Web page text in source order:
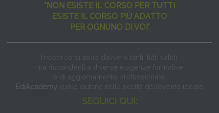
"NON ESISTE IL CORSO PER TUTTI
ESISTE IL CORSO PIÙ ADATTO
PER OGNUNO DI VOI"
I nostri corsi sono davvero tanti, tutti validi
ma rispondenti a diverse esigenze formative
e di aggiornamento professionale.
EdiAcademy vuole aiutarvi nella scelta dell’evento ideale
SEGUICI QUI: